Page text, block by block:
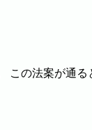
この法案が通る